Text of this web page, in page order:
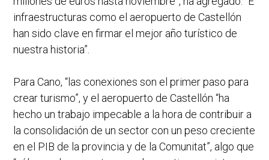
infraestructuras como el aeropuerto de Castellón
han sido clave en firmar el mejor año turístico de
nuestra historia”.
Para Cano, “las conexiones son el primer paso para
crear turismo”, y el aeropuerto de Castellón “ha
hecho un trabajo impecable a la hora de contribuir a
la consolidación de un sector con un peso creciente
en el PIB de la provincia y de la Comunitat”, algo que